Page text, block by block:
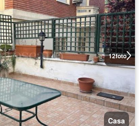
12foto
Casa